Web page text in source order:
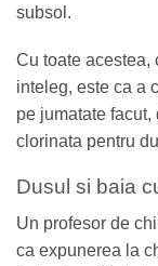
subsol.
Cu toate acestea,
inteleg, este ca a
pe jumatate
clorinata pentru
Dusul si baia
Un profesor de
ca expunerea la